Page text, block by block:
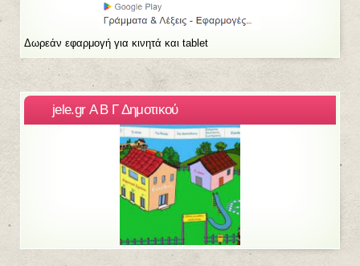
Δωρεάν εφαρμογή για κινητά και tablet
jele.gr Α Β Γ Δημοτικού